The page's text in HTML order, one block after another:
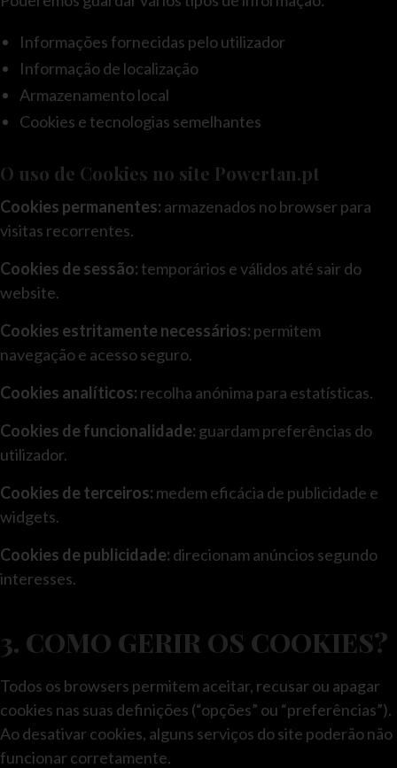
Informações fornecidas pelo utilizador
Informação de localização
Armazenamento local
Cookies e tecnologias semelhantes
O uso de Cookies no site Powertan.pt
Cookies permanentes: armazenados no browser para
visitas recorrentes.
Cookies de sessão: temporários e válidos até sair do
website.
Cookies estritamente necessários: permitem
navegação e acesso seguro.
Cookies analíticos: recolha anónima para estatísticas.
Cookies de funcionalidade: guardam preferências do
utilizador.
Cookies de terceiros: medem eficácia de publicidade e
widgets.
Cookies de publicidade: direcionam anúncios segundo
interesses.
3. COMO GERIR OS COOKIES?
Todos os browsers permitem aceitar, recusar ou apagar
cookies nas suas definições (“opções” ou “preferências”).
Ao desativar cookies, alguns serviços do site poderão não
funcionar corretamente.